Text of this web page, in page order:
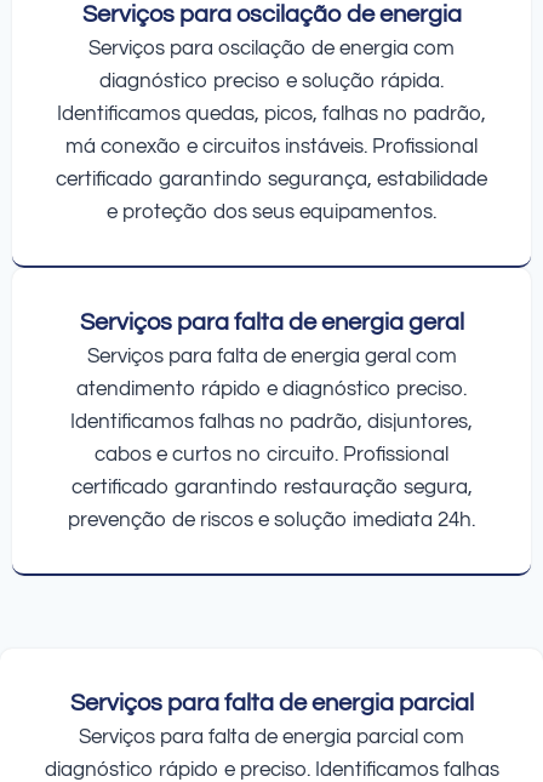
Serviços para oscilação de energia
Serviços para oscilação de energia com
diagnóstico preciso e solução rápida.
Identificamos quedas, picos, falhas no padrão,
má conexão e circuitos instáveis. Profissional
certificado garantindo segurança, estabilidade
e proteção dos seus equipamentos.
Serviços para falta de energia geral
Serviços para falta de energia geral com
atendimento rápido e diagnóstico preciso.
Identificamos falhas no padrão, disjuntores,
cabos e curtos no circuito. Profissional
certificado garantindo restauração segura,
prevenção de riscos e solução imediata 24h.
Serviços para falta de energia parcial
Serviços para falta de energia parcial com
diagnóstico rápido e preciso. Identificamos falhas